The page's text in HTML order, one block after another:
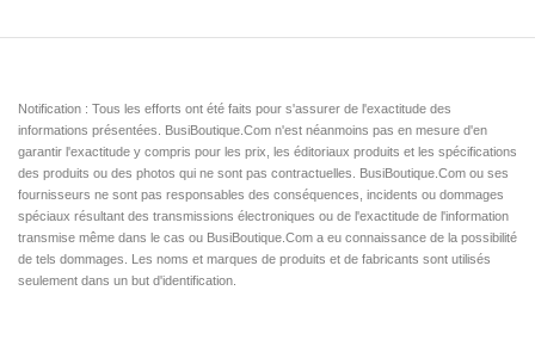
Notification : Tous les efforts ont été faits pour s'assurer de l'exactitude des
informations présentées. BusiBoutique.Com n'est néanmoins pas en mesure d'en
garantir l'exactitude y compris pour les prix, les éditoriaux produits et les spécifications
des produits ou des photos qui ne sont pas contractuelles. BusiBoutique.Com ou ses
fournisseurs ne sont pas responsables des conséquences, incidents ou dommages
spéciaux résultant des transmissions électroniques ou de l'exactitude de l'information
transmise même dans le cas ou BusiBoutique.Com a eu connaissance de la possibilité
de tels dommages. Les noms et marques de produits et de fabricants sont utilisés
seulement dans un but d'identification.